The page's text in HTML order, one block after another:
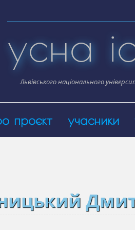
усна
Львівського національного
проєкт учасники